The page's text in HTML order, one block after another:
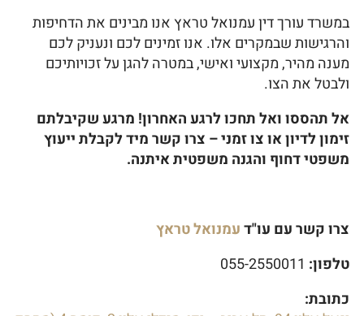
במשרד עורך דין עמנואל טראץ אנו מבינים את הדחיפות
והרגישות שבמקרים אלו. אנו זמינים לכם ונעניק לכם
מענה מהיר, מקצועי ואישי, במטרה להגן על זכויותיכם
ולבטל את הצו.
אל תהססו ואל תחכו לרגע האחרון! מרגע שקיבלתם
זימון לדיון או צו זמני – צרו קשר מיד לקבלת ייעוץ
משפטי דחוף והגנה משפטית איתנה.
צרו קשר עם עו"דעמנואל טראץ
טלפון:
כתובת: